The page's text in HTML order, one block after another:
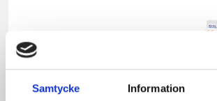
Samtycke Information